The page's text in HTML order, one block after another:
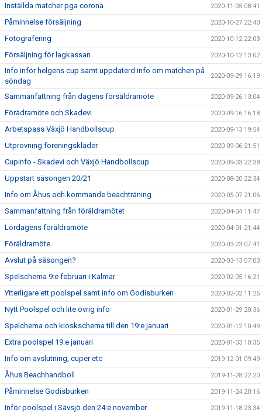
Inställda matcher pga corona 2020-11-05 08:41
Påminnelse försäljning 2020-10-27 22:40
Fotografering 2020-10-12 22:03
Försäljning för lagkassan 2020-10-12 13:02
Info inför helgens cup samt uppdaterd info om matchen på
söndag
2020-09-29 16:19
Sammanfattning från dagens försäldramöte 2020-09-26 13:04
Förädramöte och Skadevi 2020-09-16 16:18
Arbetspass Växjö Handbollscup 2020-09-13 19:54
Utprovning föreningskläder 2020-09-06 21:51
Cupinfo - Skadevi och Växjö Handbollscup 2020-09-03 22:38
Uppstart säsongen 20/21 2020-08-20 22:34
Info om Åhus och kommande beachträning 2020-05-07 21:06
Sammanfattning från föräldramötet 2020-04-04 11:47
Lördagens föräldramöte 2020-04-01 21:44
Föräldramöte 2020-03-23 07:41
Avslut på säsongen? 2020-03-13 07:03
Spelschema 9:e februari i Kalmar 2020-02-05 16:21
Ytterligare ett poolspel samt info om Godisburken 2020-02-02 11:26
Nytt Poolspel och lite övrig info 2020-01-29 20:36
Spelchema och kioskschema till den 19:e januari 2020-01-12 10:49
Extra poolspel 19:e januari 2020-01-03 10:35
Info om avslutning, cuper etc 2019-12-01 09:49
Åhus Beachhandboll 2019-11-28 22:20
Påminnelse Godisburken 2019-11-24 20:16
Inför poolspel i Sävsjö den 24:e november 2019-11-18 23:34